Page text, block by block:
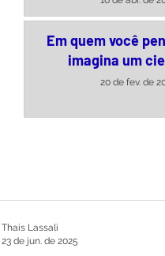
Em quem você
imagina um
20 de fev. de
Thais Lassali
23 de jun. de 2025